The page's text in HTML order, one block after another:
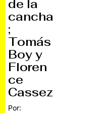
de la
cancha
;
Tomás
Boy y
Floren
ce
Cassez
Por: